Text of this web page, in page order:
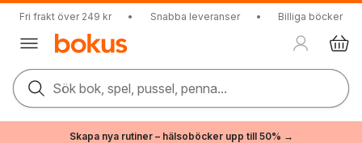
Fri frakt över 249 kr • Snabba leveranser • Billiga böcker
Sök bok, spel, pussel, penna...
Skapa nya rutiner – hälsoböcker upp till 50% →